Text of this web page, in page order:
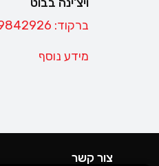
ברקוד: 7290119842926
מידע נוסף
צור קשר